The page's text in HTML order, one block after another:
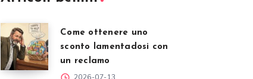
Come ottenere uno
sconto lamentadosi con
un reclamo